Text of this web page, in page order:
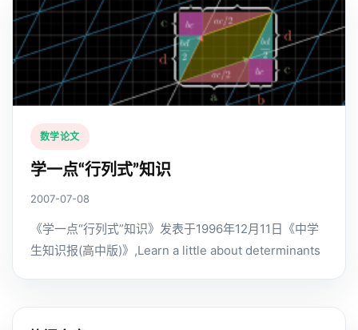
数学论文
学一点“行列式”知识
2007-07-08
《学一点“行列式”知识》发表于1996年12月11日《中学
生知识报(高中版)》,Learn a little about determinants